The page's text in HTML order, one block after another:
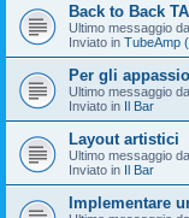
Back to Back TA
Ultimo messaggio da
Inviato in TubeAmp
Per gli
Ultimo messaggio da
Inviato in Il Bar
Layout artistici
Ultimo messaggio da
Inviato in Il Bar
Implementare